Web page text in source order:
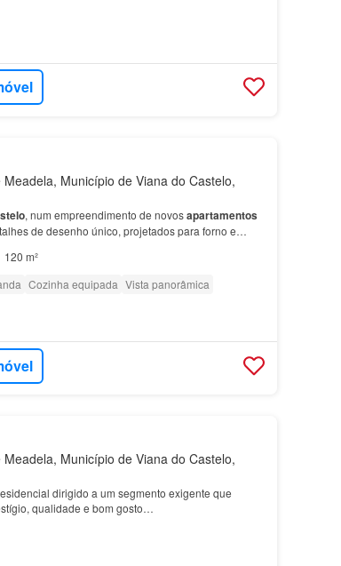
Município de Viana do Castelo,
, num empreendimento de novosapartamentos
de desenho único, projetados para forno e
dois amplos quartos, uma…
120 m²
Cozinha equipada Vista panorâmica
Município de Viana do Castelo,
dirigido a um segmento exigente que
qualidade e bom gosto…